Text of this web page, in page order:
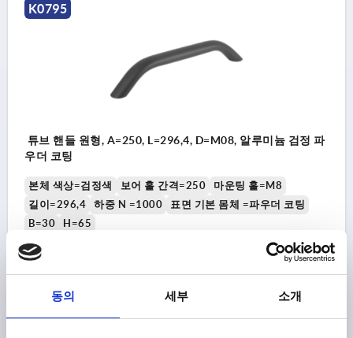
동의 세부 소개
K0795
튜브 핸들 원형, A=250, L=296,4, D=M08, 알루미늄 검정 파
우더 코팅
본체 색상=검정색 보어 홀 간격=250
마운팅 홀=M8
길이=296,4
하중 N =1000
표면 기본 몸체 =파우더 코팅
B=30
H=65
주문 번호:
부가세 별도
세부 사항